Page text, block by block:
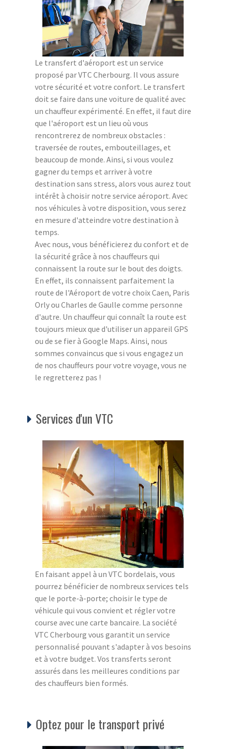
Le transfert d'aéroport est un service
proposé par VTC Cherbourg. Il vous assure
votre sécurité et votre confort. Le transfert
doit se faire dans une voiture de qualité avec
un chauffeur expérimenté. En effet, il faut dire
que l'aéroport est un lieu où vous
rencontrerez de nombreux obstacles :
traversée de routes, embouteillages, et
beaucoup de monde. Ainsi, si vous voulez
gagner du temps et arriver à votre
destination sans stress, alors vous aurez tout
intérêt à choisir notre service aéroport. Avec
nos véhicules à votre disposition, vous serez
en mesure d'atteindre votre destination à
temps.
Avec nous, vous bénéficierez du confort et de
la sécurité grâce à nos chauffeurs qui
connaissent la route sur le bout des doigts.
En effet, ils connaissent parfaitement la
route de l'Aéroport de votre choix Caen, Paris
Orly ou Charles de Gaulle comme personne
d'autre. Un chauffeur qui connaît la route est
toujours mieux que d'utiliser un appareil GPS
ou de se fier à Google Maps. Ainsi, nous
sommes convaincus que si vous engagez un
de nos chauffeurs pour votre voyage, vous ne
le regretterez pas !
Services d'un VTC
En faisant appel à un VTC bordelais, vous
pourrez bénéficier de nombreux services tels
que le porte-à-porte; choisir le type de
véhicule qui vous convient et régler votre
course avec une carte bancaire. La société
VTC Cherbourg vous garantit un service
personnalisé pouvant s'adapter à vos besoins
et à votre budget. Vos transferts seront
assurés dans les meilleures conditions par
des chauffeurs bien formés.
Optez pour le transport privé